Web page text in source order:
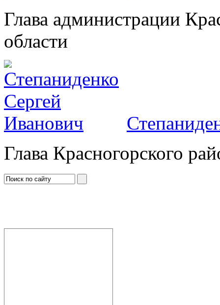
Глава администрации
области
Глава Красногорского